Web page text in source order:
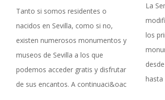
Tanto si somos residentes o
nacidos en Sevilla, como si no,
existen numerosos monumentos y
museos de Sevilla a los que
podemos acceder gratis y disfrutar
de sus encantos. A continuaci&oac
La
los
hasta